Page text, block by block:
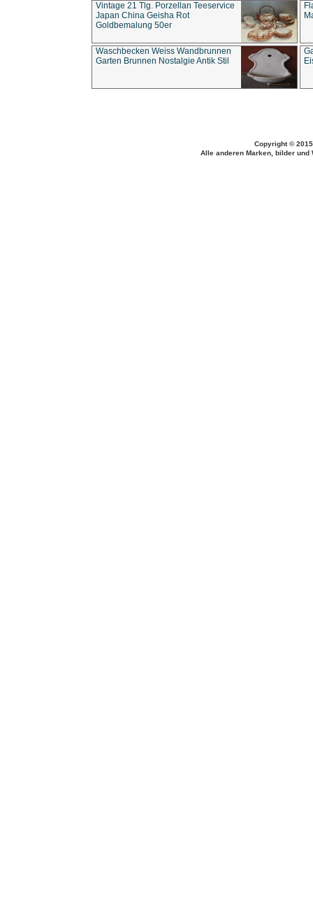
Vintage 21 Tlg. Porzellan Teeservice
Japan China Geisha Rot
Goldbemalung 50er
Waschbecken Weiss Wandbrunnen
Garten Brunnen Nostalgie Antik Stil
Copyright ©
Alle anderen Marken, bilder und